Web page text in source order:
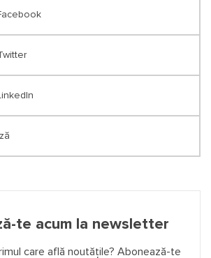
te acum la newsletter
care află noutățile? Abonează-te